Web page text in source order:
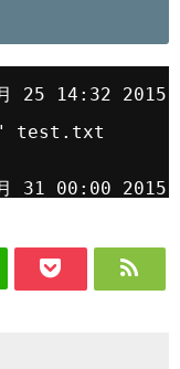
25 14:32
test.txt
31 00:00